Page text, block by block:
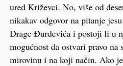
ured Križevci. No, više od
nikakav odgovor na pitanje
Drage Đurđevića i postoji li u
mogućnost da ostvari pravo
mirovinu i na koji način. Ako